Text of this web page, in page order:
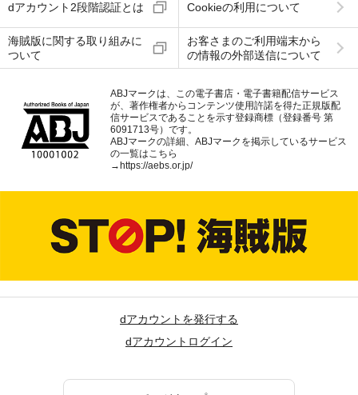
dアカウント2段階認証とは Cookieの利用について
海賊版に関する取り組みに
ついて
お客さまのご利用端末から
の情報の外部送信について
ABJマークは、この電子書店・電子書籍配信サービス
が、著作権者からコンテンツ使用許諾を得た正規版配
信サービスであることを示す登録商標（登録番号 第
6091713号）です。
ABJマークの詳細、ABJマークを掲示しているサービス
の一覧はこちら
→ https://aebs.or.jp/
dアカウントを発行する
dアカウントログイン